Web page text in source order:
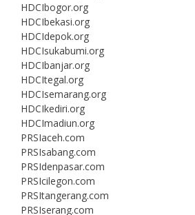
HDCIbogor.org
HDCIbekasi.org
HDCIdepok.org
HDCIsukabumi.org
HDCIbanjar.org
HDCItegal.org
HDCIsemarang.org
HDCIkediri.org
HDCImadiun.org
PRSIaceh.com
PRSIsabang.com
PRSIdenpasar.com
PRSIcilegon.com
PRSItangerang.com
PRSIserang.com